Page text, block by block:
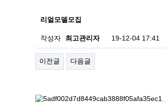
리얼모델모집
작성자 최고관리자 19-12-04 17:41
이전글 다음글